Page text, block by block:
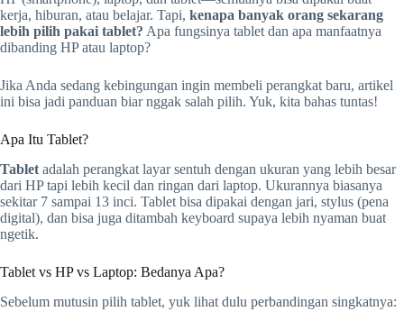
kerja, hiburan, atau belajar. Tapi, kenapa banyak orang sekarang
lebih pilih pakai tablet? Apa fungsinya tablet dan apa manfaatnya
dibanding HP atau laptop?
Jika Anda sedang kebingungan ingin membeli perangkat baru, artikel
ini bisa jadi panduan biar nggak salah pilih. Yuk, kita bahas tuntas!
Apa Itu Tablet?
Tablet adalah perangkat layar sentuh dengan ukuran yang lebih besar
dari HP tapi lebih kecil dan ringan dari laptop. Ukurannya biasanya
sekitar 7 sampai 13 inci. Tablet bisa dipakai dengan jari, stylus (pena
digital), dan bisa juga ditambah keyboard supaya lebih nyaman buat
ngetik.
Tablet vs HP vs Laptop: Bedanya Apa?
Sebelum mutusin pilih tablet, yuk lihat dulu perbandingan singkatnya: